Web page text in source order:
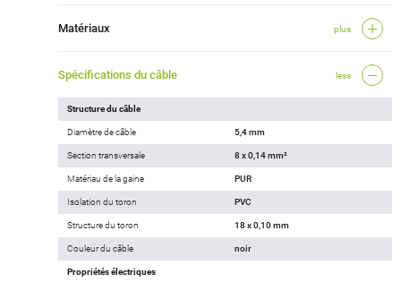
Matériaux plus
Spécifications du câble less
Structure du câble
Diamètre de câble 5,4 mm
Section transversale 8 x 0,14 mm²
Matériau de la gaine PUR
Isolation du toron PVC
Structure du toron 18 x 0,10 mm
Couleur du câble noir
Propriétés électriques